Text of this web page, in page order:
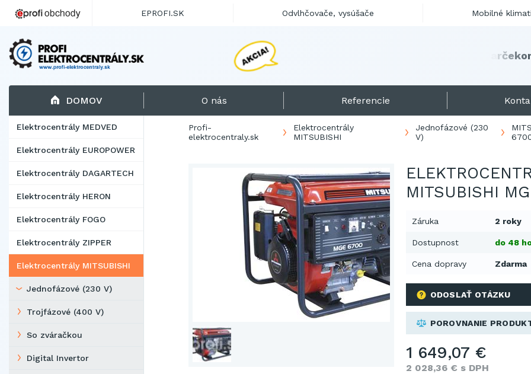
DOMOV O nás Referencie
Elektrocentrály MEDVED
Elektrocentrály EUROPOWER
Elektrocentrály DAGARTECH
Elektrocentrály HERON
Elektrocentrály FOGO
Elektrocentrály ZIPPER
Elektrocentrály MITSUBISHI
Jednofázové (230 V)
Trojfázové (400 V)
So zváračkou
Digital Invertor
Profi-
elektrocentraly.sk
Elektrocentrály
MITSUBISHI
Jednofázové (230
V)
MITSUBISHI
Záruka 2 roky
Dostupnost do 48
Cena dopravy Zdarma
ODOSLAŤ OTÁZKU
POROVNANIE
1 649,07 €
2 028,36 € s DPH
EPROFI.SK Odvlhčovače, vysúšače Mobilné